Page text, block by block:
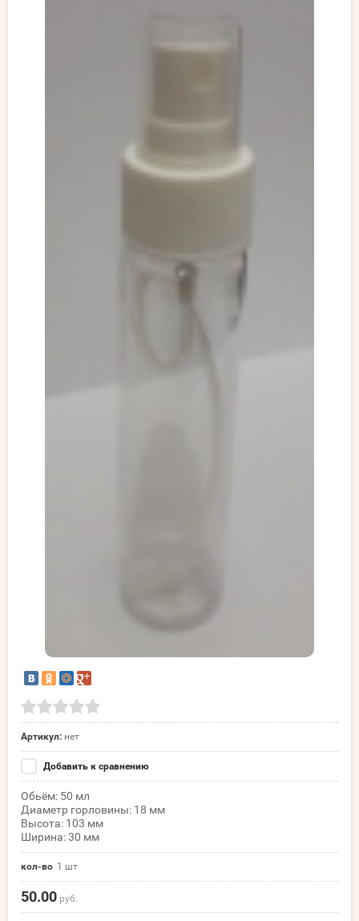
Артикул: нет
Добавить к сравнению
Обьём: 50 мл
Диаметр горловины: 18 мм
Высота: 103 мм
Ширина: 30 мм
кол-во 1 шт
50.00 руб.